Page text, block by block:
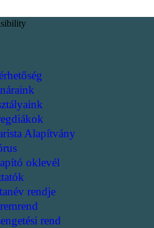
Alapítvány
oklevél
rendje
rend